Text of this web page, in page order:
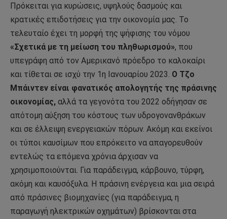
Πρόκειται για κυρώσεις, υψηλούς δασμούς και
κρατικές επιδοτήσεις για την οικονομία μας. Το
τελευταίο έχει τη μορφή της ψήφισης του νόμου
«Σχετικά με τη μείωση του πληθωρισμού», που
υπεγράφη από τον Αμερικανό πρόεδρο το καλοκαίρι
και τίθεται σε ισχύ την 1η Ιανουαρίου 2023. Ο Τζο
Μπάιντεν είναι φανατικός απολογητής της πράσινης
οικονομίας, αλλά τα γεγονότα του 2022 οδήγησαν σε
απότομη αύξηση του κόστους των υδρογονανθράκων
και σε έλλειψη ενεργειακών πόρων. Ακόμη και εκείνοι
οι τύποι καυσίμων που επρόκειτο να απαγορευθούν
εντελώς τα επόμενα χρόνια άρχισαν να
χρησιμοποιούνται. Για παράδειγμα, κάρβουνο, τύρφη,
ακόμη και καυσόξυλα. Η πράσινη ενέργεια και μια σειρά
από πράσινες βιομηχανίες (για παράδειγμα, η
παραγωγή ηλεκτρικών οχημάτων) βρίσκονται στα